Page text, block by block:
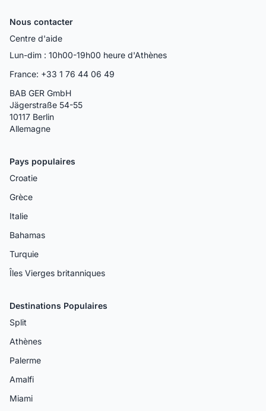
Nous contacter
Centre d'aide
Lun-dim : 10h00-19h00 heure d'Athènes
France: +33 1 76 44 06 49
BAB GER GmbH
Jägerstraße 54-55
10117 Berlin
Allemagne
Pays populaires
Croatie
Grèce
Italie
Bahamas
Turquie
Îles Vierges britanniques
Destinations Populaires
Split
Athènes
Palerme
Amalfi
Miami